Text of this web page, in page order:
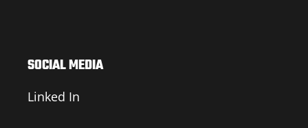
SOCIAL MEDIA
Linked In